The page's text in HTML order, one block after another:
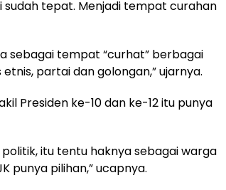
sudah tepat. Menjadi tempat curahan
sebagai tempat “curhat” berbagai
partai dan golongan,” ujarnya.
Presiden ke-10 dan ke-12 itu punya
politik, itu tentu haknya sebagai warga
punya pilihan,” ucapnya.